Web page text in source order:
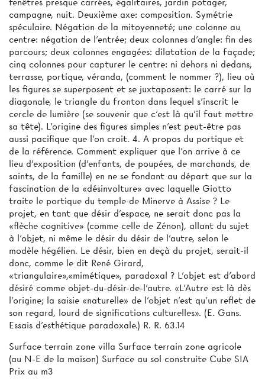
fenêtres presque carrées, égalitaires, jardin potager,
campagne, nuit. Deuxième axe: composition. Symétrie
spéculaire. Négation de la mitoyenneté; une colonne au
centre: négation de l'entrée; deux colonnes d'angle: fin des
parcours; deux colonnes engagées: dilatation de la façade;
cinq colonnes pour capturer le centre: ni dehors ni dedans,
terrasse, portique, véranda, (comment le nommer ?), lieu où
les figures se superposent et se juxtaposent: le carré sur la
diagonale, le triangle du fronton dans lequel s’inscrit le
cercle de lumière (se souvenir que c'est là qu'il faut mettre
sa tête). L'origine des figures simples n'est peut-être pas
aussi pacifique que l'on croit. 4. A propos du portique et
de la référence. Comment expliquer que l'on arrive à ce
lieu d'exposition (d'enfants, de poupées, de marchands, de
saints, de la famille) en ne se fondant au départ que sur la
fascination de la «désinvolture» avec laquelle Giotto
traite le portique du temple de Minerve à Assise ? Le
projet, en tant que désir d'espace, ne serait donc pas la
«flèche cognitive» (comme celle de Zénon), allant du sujet
à l'objet, ni même le désir du désir de l'autre, selon le
modèle hégélien. Le désir, bien en deçà du projet, serait-il
donc, comme le dit René Girard,
«triangulaire»,«mimétique», paradoxal ? L'objet est d'abord
désiré comme objet-du-désir-de-l'autre. «L'Autre est là dès
l'origine; la saisie «naturelle» de l'objet n'est qu'un reflet de
son regard, lourd de significations culturelles». (E. Gans.
Essais d'esthétique paradoxale.) R. R. 63.14
Surface terrain zone villa Surface terrain zone agricole
(au N-E de la maison) Surface au sol construite Cube SIA
Prix au m3